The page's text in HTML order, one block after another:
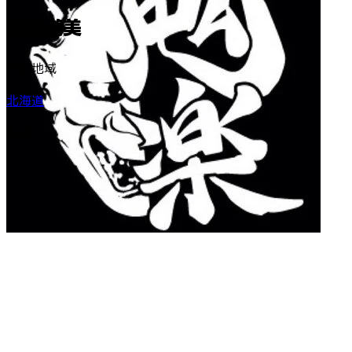
鬼楽遊美
活動地域
北海道